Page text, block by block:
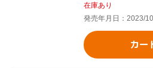
在庫あり
発売年月日：2023/
カー